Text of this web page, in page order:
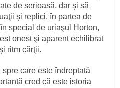
de serioasă, dar şi să
şi replici, în partea de
special de uriaşul Horton,
onest şi aparent echilibrat
ritm cărţii.
care este îndreptată
cred că este istoria